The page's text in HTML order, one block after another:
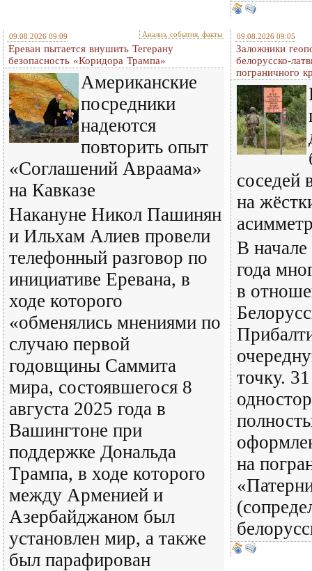
09.08.2026 09:09 Анализ, события, факты
Ереван пытается внушить Тегерану
безопасность «Коридора Трампа»
Американские
посредники
надеются
повторить опыт
«Соглашений Авраама»
на Кавказе
Накануне Никол Пашинян
и Ильхам Алиев провели
телефонный разговор по
инициативе Еревана, в
ходе которого
«обменялись мнениями по
случаю первой
годовщины Саммита
мира, состоявшегося 8
августа 2025 года в
Вашингтоне при
поддержке Дональда
Трампа, в ходе которого
между Арменией и
Азербайджаном был
установлен мир, а также
был парафирован
09.08.2026 09:05
Заложники
белорусско-
пограничного
соседей
на
В начале
года
в
точку.
на